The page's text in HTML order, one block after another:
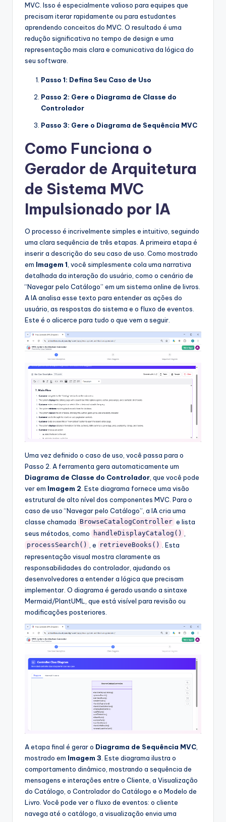
w
U
p
d
MVC. Isso é especialmente valioso para equipes que
precisam iterar rapidamente ou para estudantes
aprendendo conceitos do MVC. O resultado é uma
redução significativa no tempo de design e uma
representação mais clara e comunicativa da lógica do
seu software.
Passo 1: Defina Seu Caso de Uso
Passo 2: Gere o Diagrama de Classe do
Controlador
Passo 3: Gere o Diagrama de Sequência MVC
Como Funciona o
Gerador de Arquitetura
de Sistema MVC
Impulsionado por IA
O processo é incrivelmente simples e intuitivo, seguindo
uma clara sequência de três etapas. A primeira etapa é
inserir a descrição do seu caso de uso. Como mostrado
em Imagem 1 , você simplesmente cola uma narrativa
detalhada da interação do usuário, como o cenário de
“Navegar pelo Catálogo” em um sistema online de livros.
A IA analisa esse texto para entender as ações do
usuário, as respostas do sistema e o fluxo de eventos.
Este é o alicerce para tudo o que vem a seguir.
Uma vez definido o caso de uso, você passa para o
Passo 2. A ferramenta gera automaticamente um
Diagrama de Classe do Controlador , que você pode
ver em Imagem 2 . Este diagrama fornece uma visão
estrutural de alto nível dos componentes MVC. Para o
caso de uso “Navegar pelo Catálogo”, a IA cria uma
classe chamada BrowseCatalogController e lista
seus métodos, como
handleDisplayCatalog()
processSearch() , e retrieveBooks()
. Esta
representação visual mostra claramente as
responsabilidades do controlador, ajudando os
desenvolvedores a entender a lógica que precisam
implementar. O diagrama é gerado usando a sintaxe
Mermaid/PlantUML, que está visível para revisão ou
modificações posteriores.
A etapa final é gerar o Diagrama de Sequência MVC,
mostrado em Imagem 3. Este diagrama ilustra o
comportamento dinâmico, mostrando a sequência de
mensagens e interações entre o Cliente, a Visualização
do Catálogo, o Controlador do Catálogo e o Modelo de
Livro. Você pode ver o fluxo de eventos: o cliente
navega até o catálogo, a visualização envia uma